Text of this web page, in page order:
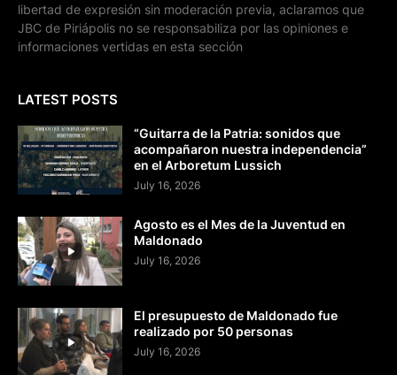
libertad de expresión sin moderación previa, aclaramos que
JBC de Piriápolis no se responsabiliza por las opiniones e
informaciones vertidas en esta sección
LATEST POSTS
“Guitarra de la Patria: sonidos que
acompañaron nuestra independencia”
en el Arboretum Lussich
July 16, 2026
Agosto es el Mes de la Juventud en
Maldonado
July 16, 2026
El presupuesto de Maldonado fue
realizado por 50 personas
July 16, 2026